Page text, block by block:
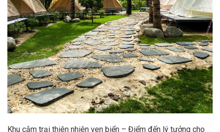
Khu cắm trại thiên nhiên ven biển – Điểm đến lý tưởng cho